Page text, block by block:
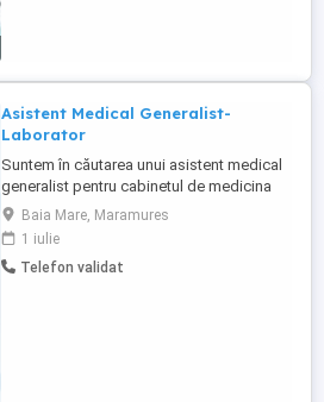
Asistent Medical Generalist-
Laborator
Suntem în căutarea unui asistent medical
generalist pentru cabinetul de medicina
de familie. Cerințe: -Studii de specialitate;
-Bune cunostinte de operare PC; -
Experienta in recoltarea sangelui
Responsabilități: -Înregistrarea și
Baia Mare, Maramures
1 iulie
Telefon validat